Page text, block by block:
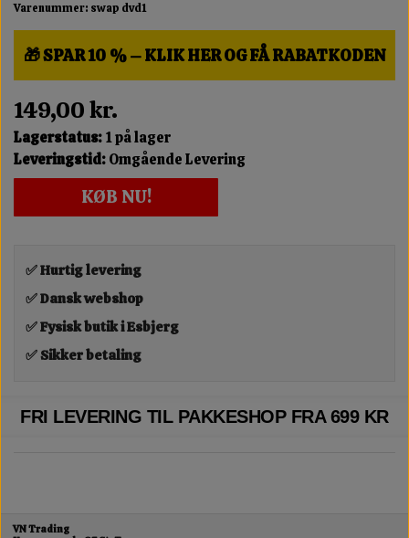
Varenummer: swap dvd1
🎁 SPAR 10 % – KLIK HER OG FÅ RABATKODEN
149,00 kr.
Lagerstatus:1 på lager
Leveringstid:Omgående Levering
KØB NU!
✅ Hurtig levering
✅ Dansk webshop
✅ Fysisk butik i Esbjerg
✅ Sikker betaling
FRI LEVERING TIL PAKKESHOP FRA 699 KR
VN Trading